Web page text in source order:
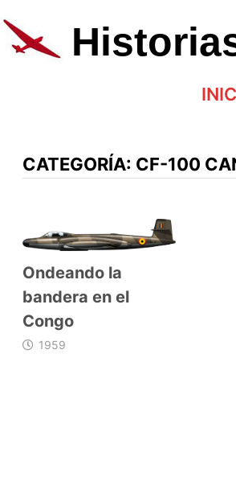
al
contenido
CATEGORÍA: CF-100
Ondeando la
bandera en el
Congo
1959